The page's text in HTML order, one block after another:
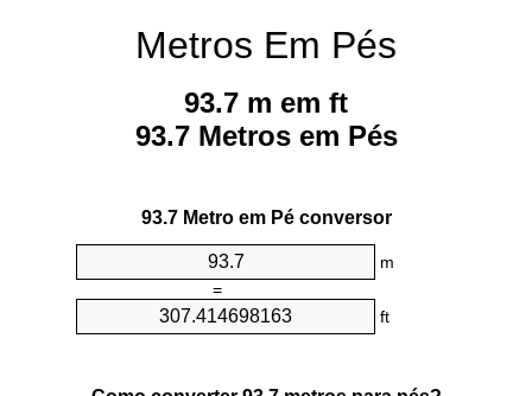
Metros Em Pés
93.7 m em ft
93.7 Metros em Pés
93.7 Metro em Pé conversor
m
=
ft